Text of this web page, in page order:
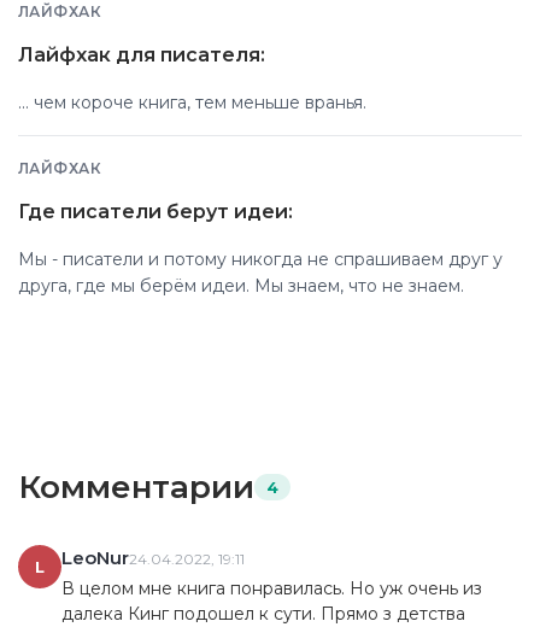
ЛАЙФХАК
Лайфхак для писателя:
... чем короче книга, тем меньше вранья.
ЛАЙФХАК
Где писатели берут идеи:
Мы - писатели и потому никогда не спрашиваем друг у
друга, где мы берём идеи. Мы знаем, что не знаем.
Комментарии 4
L LeoNur24.04.2022, 19:11
В целом мне книга понравилась. Но уж очень из
далека Кинг подошел к сути. Прямо з детства